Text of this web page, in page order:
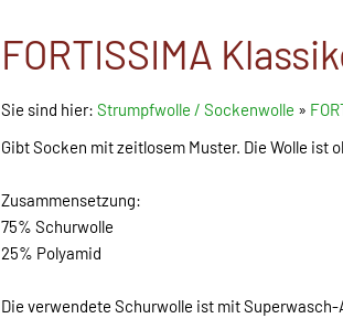
FORTISSIMA
Sie sind hier: Strumpfwolle / Sockenwolle »
Gibt Socken mit zeitlosem Muster. Die Wolle ist
Zusammensetzung:
75% Schurwolle
25% Polyamid
Die verwendete Schurwolle ist mit